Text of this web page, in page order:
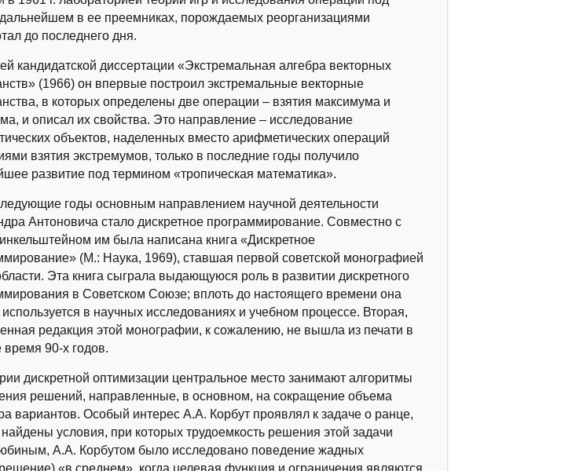
в ее преемниках, порождаемых реорганизациями
до последнего дня.
кандидатской диссертации «Экстремальная алгебра векторных
(1966) он впервые построил экстремальные векторные
в которых определены две операции – взятия максимума и
и описал их свойства. Это направление – исследование
объектов, наделенных вместо арифметических операций
взятия экстремумов, только в последние годы получило
развитие под термином «тропическая математика».
годы основным направлением научной деятельности
Антоновича стало дискретное программирование. Совместно с
им была написана книга «Дискретное
(М.: Наука, 1969), ставшая первой советской монографией
Эта книга сыграла выдающуюся роль в развитии дискретного
в Советском Союзе; вплоть до настоящего времени она
в научных исследованиях и учебном процессе. Вторая,
редакция этой монографии, к сожалению, не вышла из печати в
время 90-х годов.
дискретной оптимизации центральное место занимают алгоритмы
решений, направленные, в основном, на сокращение объема
вариантов. Особый интерес А.А. Корбут проявлял к задаче о ранце,
условия, при которых трудоемкость решения этой задачи
А.А. Корбутом было исследовано поведение жадных
«в среднем», когда целевая функция и ограничения являются